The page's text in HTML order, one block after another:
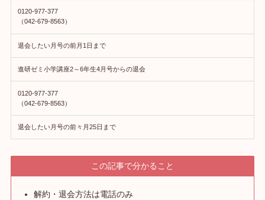
0120-977-377
（042-679-8563）
退会したい月号の前月1日まで
進研ゼミ小学講座2～6年生4月号からの退会
0120-977-377
（042-679-8563）
退会したい月号の前々月25日まで
この記事で分かること
解約・退会方法は電話のみ